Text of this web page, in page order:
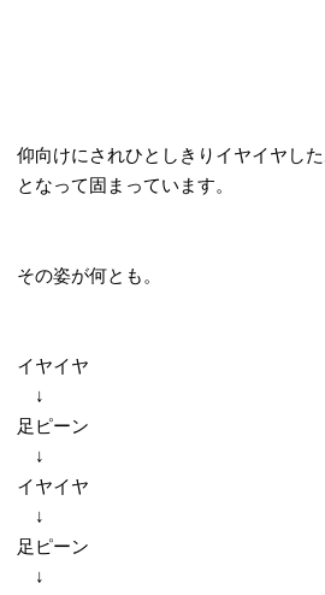
仰向けにされひとしきりイヤイヤし
となって固まっています。
その姿が何とも。
イヤイヤ
↓
足ピーン
↓
イヤイヤ
↓
足ピーン
↓